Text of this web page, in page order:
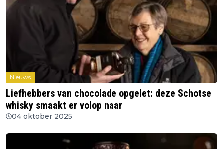
Nieuws
Liefhebbers van chocolade opgelet: deze Schotse
whisky smaakt er volop naar
04 oktober 2025